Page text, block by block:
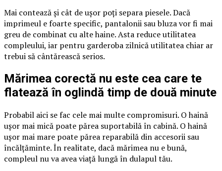
Mai contează și cât de ușor poți separa piesele. Dacă
imprimeul e foarte specific, pantalonii sau bluza vor fi mai
greu de combinat cu alte haine. Asta reduce utilitatea
compleului, iar pentru garderoba zilnică utilitatea chiar ar
trebui să cântărească serios.
Mărimea corectă nu este cea care te
flatează în oglindă timp de două minute
Probabil aici se fac cele mai multe compromisuri. O haină
ușor mai mică poate părea suportabilă în cabină. O haină
ușor mai mare poate părea reparabilă din accesorii sau
încălțăminte. În realitate, dacă mărimea nu e bună,
compleul nu va avea viață lungă în dulapul tău.